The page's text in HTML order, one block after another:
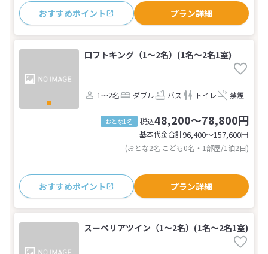
おすすめポイント プラン詳細
ロフトキング（1～2名）(1名～2名1室)
1～2名 ダブル バス トイレ 禁煙
おとな1名 税込48,200～78,800円
基本代金合計96,400〜157,600円
(おとな2名 こども0名・1部屋/1泊2日)
おすすめポイント プラン詳細
スーペリアツイン（1～2名）(1名～2名1室)